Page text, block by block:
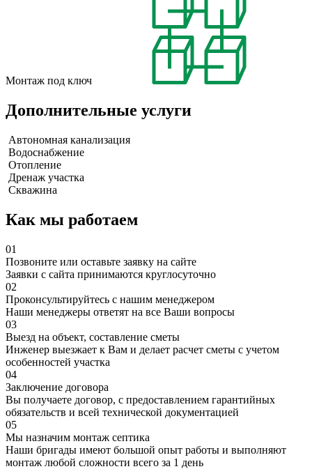
Монтаж под ключ
Дополнительные услуги
Автономная канализация
Водоснабжение
Отопление
Дренаж участка
Скважина
Как мы работаем
01
Позвоните или оставьте заявку на сайте
Заявки с сайта принимаются круглосуточно
02
Проконсультируйтесь с нашим менеджером
Наши менеджеры ответят на все Ваши вопросы
03
Выезд на объект, составление сметы
Инженер выезжает к Вам и делает расчет сметы с учетом
особенностей участка
04
Заключение договора
Вы получаете договор, с предоставлением гарантийных
обязательств и всей технической документацией
05
Мы назначим монтаж септика
Наши бригады имеют большой опыт работы и выполняют
монтаж любой сложности всего за 1 день